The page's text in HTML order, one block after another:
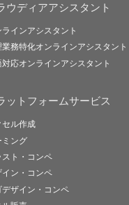
ウディアアシスタント
ラインアシスタント
業務特化オンラインアシスタント
対応オンラインアシスタント
ットフォームサービス
セル作成
ミング
スト・コンペ
イン・コンペ
デザイン・コンペ